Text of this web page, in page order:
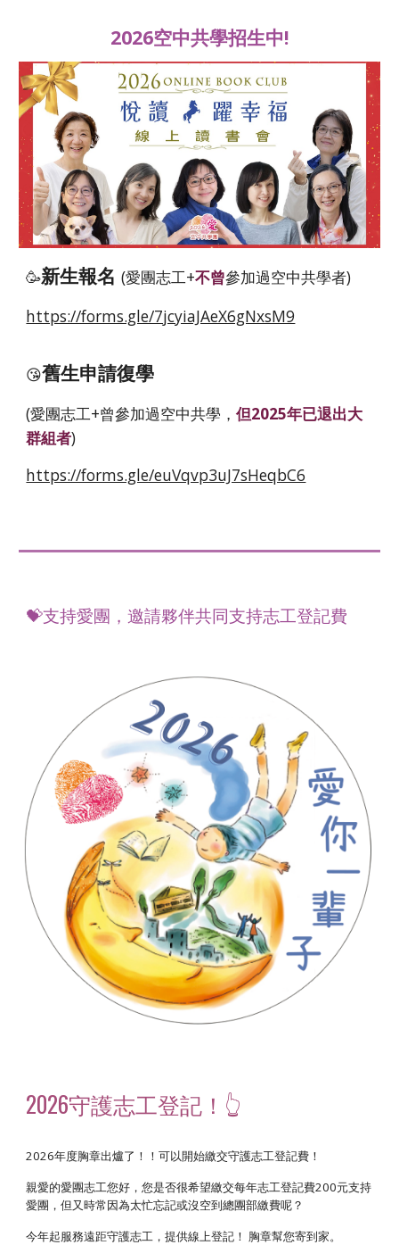
2026空中共學招生中!
🥳新生報名(愛團志工+不曾參加過空中共學者)
https://forms.gle/7jcyiaJAeX6gNxsM9
😘舊生申請復學
(愛團志工+曾參加過空中共學，但2025年已退出大
群組者)
https://forms.gle/euVqvp3uJ7sHeqbC6
💝支持愛團，邀請夥伴共同支持志工登記費
2026守護志工登記！ 👆
2026年度胸章出爐了！！可以開始繳交守護志工登記費！
親愛的愛團志工您好，您是否很希望繳交每年志工登記費200元支持
愛團，但又時常因為太忙忘記或沒空到總團部繳費呢？
今年起服務遠距守護志工，提供線上登記！ 胸章幫您寄到家。